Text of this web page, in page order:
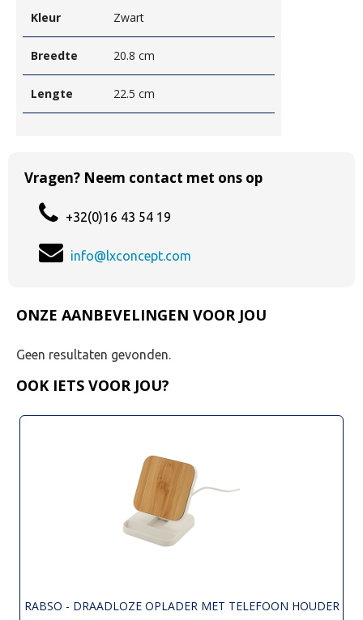
Kleur Zwart
Breedte 20.8 cm
Lengte 22.5 cm
Vragen? Neem contact met ons op
+32(0)16 43 54 19
info@lxconcept.com
ONZE AANBEVELINGEN VOOR JOU
Geen resultaten gevonden.
OOK IETS VOOR JOU?
RABSO - DRAADLOZE OPLADER MET TELEFOON HOUDER